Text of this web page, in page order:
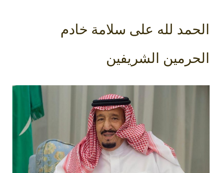
الحمد لله على سلامة خادم
الحرمين الشريفين